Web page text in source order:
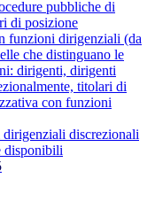
pubbliche di
di posizione
funzioni dirigenziali (da
che distinguano le
dirigenti, dirigenti
titolari di
con funzioni
discrezionali
disponibili